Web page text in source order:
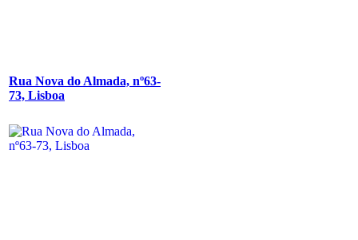
Rua Nova do Almada, nº63-
73, Lisboa